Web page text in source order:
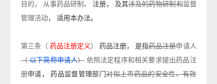
目的，
从事药品研制 、 注册， 及其涉及的药物研制和监督
管理活动， 适用本办法。
第三条（ 药品注册定义） 药品注册， 是指药品注册申请人
（ 以下简称申请人） 依照法定程序和相关要求提出药品注
册申请， 药品监督管理部门对拟上市药品的安全性、有效